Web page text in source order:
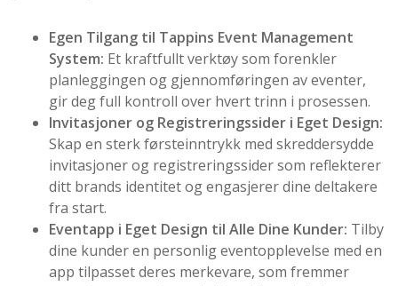
Egen Tilgang til Tappins Event Management
System: Et kraftfullt verktøy som forenkler
planleggingen og gjennomføringen av eventer,
gir deg full kontroll over hvert trinn i prosessen.
Invitasjoner og Registreringssider i Eget Design:
Skap en sterk førsteinntrykk med skreddersydde
invitasjoner og registreringssider som reflekterer
ditt brands identitet og engasjerer dine deltakere
fra start.
Eventapp i Eget Design til Alle Dine Kunder: Tilby
dine kunder en personlig eventopplevelse med en
app tilpasset deres merkevare, som fremmer